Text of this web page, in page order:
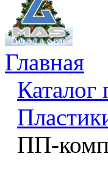
Главная
Каталог
ПП-